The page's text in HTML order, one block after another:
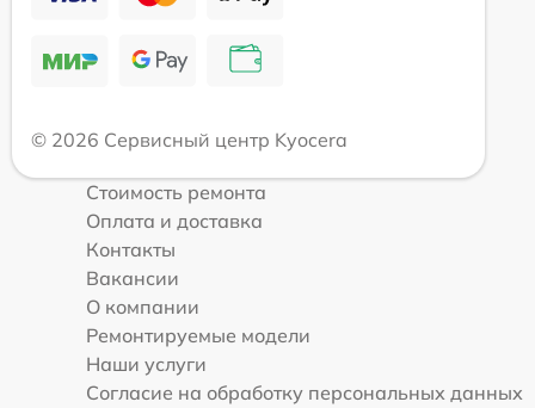
© 2026 Сервисный центр Kyocera
Стоимость ремонта
Оплата и доставка
Контакты
Вакансии
О компании
Ремонтируемые модели
Наши услуги
Согласие на обработку персональных данных